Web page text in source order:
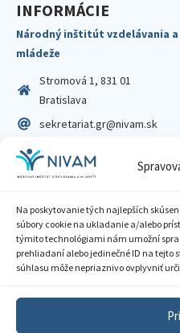
Na poskytovanie tých najlepších
súbory cookie na ukladanie a/alebo
týmito technológiami nám umožní
prehliadaní alebo jedinečné ID na tejto
súhlasu môže nepriaznivo ovplyvniť
INFORMÁCIE
Národný inštitút vzdelávania a
mládeže
Stromová 1, 831 01
Bratislava
sekretariat.gr@nivam.sk
IČO: 00164348
DIČ: 2020798714
Zásady